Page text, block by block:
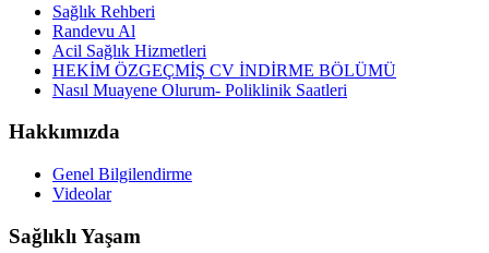
Sağlık Rehberi
Randevu Al
Acil Sağlık Hizmetleri
HEKİM ÖZGEÇMİŞ CV İNDİRME BÖLÜMÜ
Nasıl Muayene Olurum- Poliklinik Saatleri
Hakkımızda
Genel Bilgilendirme
Videolar
Sağlıklı Yaşam